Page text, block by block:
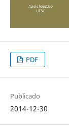
PDF
Publicado
2014-12-30